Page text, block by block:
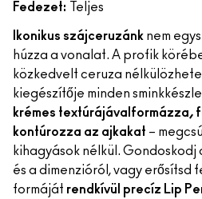
Fedezet:
Teljes
Ikonikus szájceruzánknem
húzza a vonalat. A profik
közkedvelt ceruza
kiegészítője minden
krémes textúrájával formázza,
kontúrozza az ajkakat –
kihagyások nélkül. Gondoskodj
és a dimenzióról, vagy erősítsd
formáját rendkívül precíz Lip